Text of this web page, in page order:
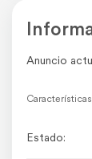
Anuncio
Características
Estado: